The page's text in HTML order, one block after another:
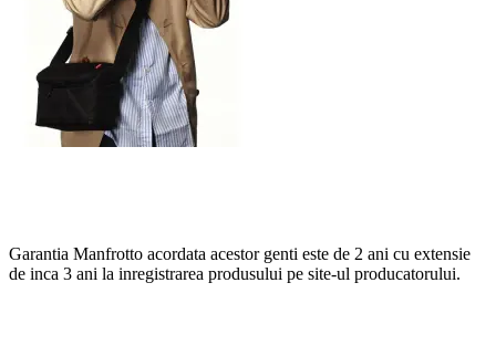
Garantia Manfrotto acordata acestor genti este de 2 ani cu extensie
de inca 3 ani la inregistrarea produsului pe site-ul producatorului.